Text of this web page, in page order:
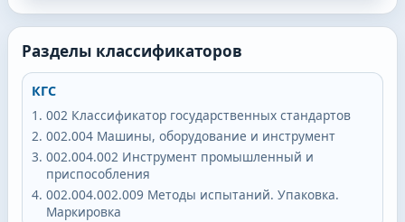
Разделы классификаторов
КГС
002 Классификатор государственных стандартов
002.004 Машины, оборудование и инструмент
002.004.002 Инструмент промышленный и
приспособления
002.004.002.009 Методы испытаний. Упаковка.
Маркировка